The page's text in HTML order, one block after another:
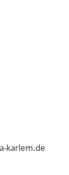
karlem.de